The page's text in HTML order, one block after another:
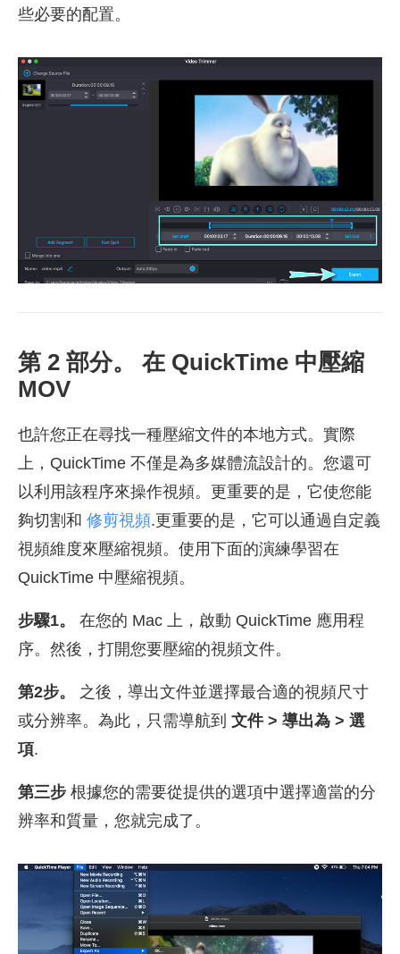
些必要的配置。
第 2 部分。 在 QuickTime 中壓縮
MOV
也許您正在尋找一種壓縮文件的本地方式。實際
上，QuickTime 不僅是為多媒體流設計的。您還可
以利用該程序來操作視頻。更重要的是，它使您能
夠切割和 修剪視頻.更重要的是，它可以通過自定義
視頻維度來壓縮視頻。使用下面的演練學習在
QuickTime 中壓縮視頻。
步驟1。
在您的 Mac 上，啟動 QuickTime 應用程
序。然後，打開您要壓縮的視頻文件。
第2步。
之後，導出文件並選擇最合適的視頻尺寸
或分辨率。為此，只需導航到 文件 > 導出為 > 選
項.
第三步 根據您的需要從提供的選項中選擇適當的分
辨率和質量，您就完成了。